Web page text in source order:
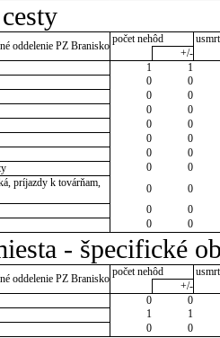
oddelenie PZ Branisko
počet nehôd
+/-
1
1
0
0
0
0
0
0
0
0
0
0
0
0
0
0
príjazdy k továrňam,
0
0
0
0
0 0
- špecifické
oddelenie PZ Branisko
počet nehôd
+/-
0
0
1
1
0 0